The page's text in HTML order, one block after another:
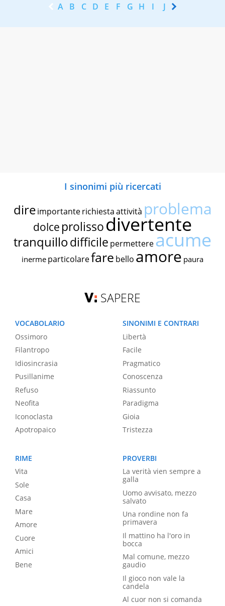
A B C D E F G H I J K
I sinonimi più ricercati
dire importante richiestaattività problema
dolce prolissodivertente
tranquillodifficile permettereacume
inerme particolarefare bello amore paura
SAPERE
VOCABOLARIO
Ossimoro
Filantropo
Idiosincrasia
Pusillanime
Refuso
Neofita
Iconoclasta
Apotropaico
SINONIMI E CONTRARI
Libertà
Facile
Pragmatico
Conoscenza
Riassunto
Paradigma
Gioia
Tristezza
RIME
Vita
Sole
Casa
Mare
Amore
Cuore
Amici
Bene
PROVERBI
La verità vien sempre a
galla
Uomo avvisato, mezzo
salvato
Una rondine non fa
primavera
Il mattino ha l'oro in
bocca
Mal comune, mezzo
gaudio
Il gioco non vale la
candela
Al cuor non si comanda